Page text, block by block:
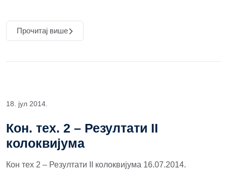
Прочитај више
18. јул 2014.
Кон. тех. 2 – Резултати II
колоквијума
Кон тех 2 – Резултати II колоквијума 16.07.2014.